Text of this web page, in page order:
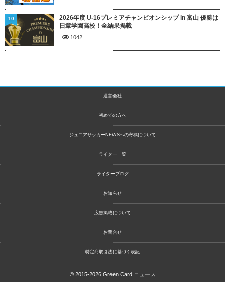
2026年度 U-16プレミアチャンピオンシップ in 富山 優勝は
日章学園高校！全結果掲載
1042
10
運営会社
初めての方へ
ジュニアサッカーNEWSへの寄稿について
ライター一覧
ライターブログ
お知らせ
広告掲載について
お問合せ
特定商取引法に基づく表記
© 2015-2026 Green Card ニュース